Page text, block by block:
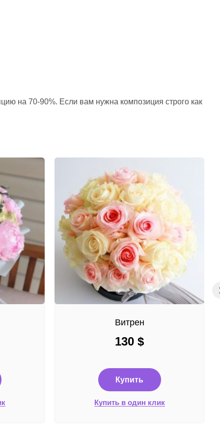
на 70-90%. Если вам нужна композиция строго как
Витрен
130 $
Купить
Купить в один клик